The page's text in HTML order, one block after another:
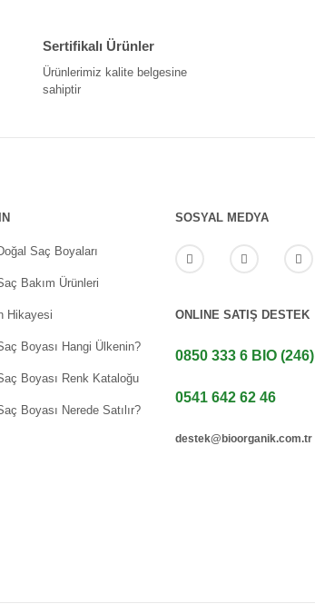
Sertifikalı Ürünler
Ürünlerimiz kalite belgesine
sahiptir
Saç Boyaları
Bakım Ürünleri
Hikayesi
Boyası Hangi Ülkenin?
Boyası Renk Kataloğu
Boyası Nerede Satılır?
SOSYAL MEDYA
ONLINE SATIŞ DESTEK
0850 333 6 BIO (246)
0541 642 62 46
destek@bioorganik.com.tr